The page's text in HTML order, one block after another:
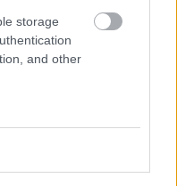
storage
and other